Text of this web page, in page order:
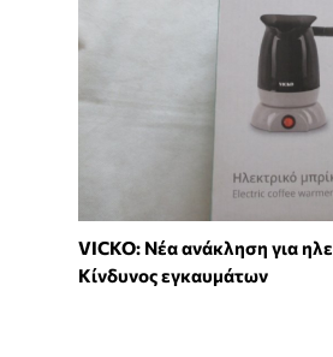
VICKO: Νέα ανάκληση για
Κίνδυνος εγκαυμάτων